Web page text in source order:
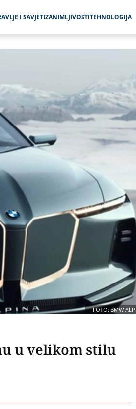
I SAVJETIZANIMLJIVOSTITEHNOLOGIJA
FOTO: BMW
u velikom stilu